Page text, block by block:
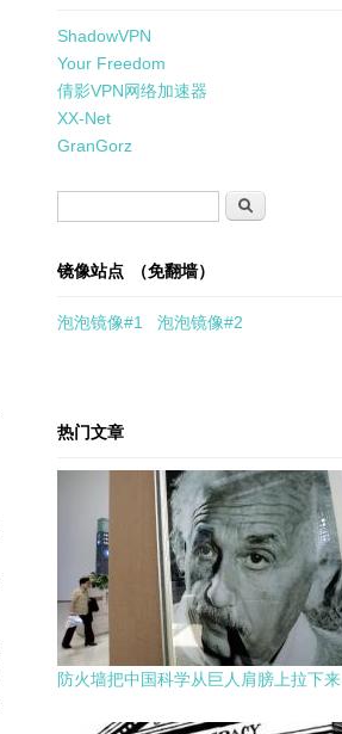
ShadowVPN
Your Freedom
倩影VPN网络加速器
XX-Net
GranGorz
搜索
镜像站点 （免翻墙）
泡泡镜像#1 泡泡镜像#2
热门文章
防火墙把中国科学从巨人肩膀上拉下来